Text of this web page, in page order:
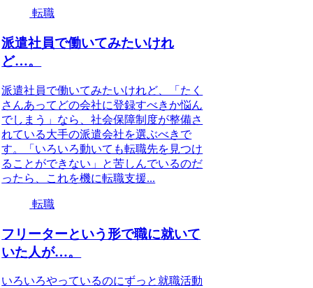
転職
派遣社員で働いてみたいけれ
ど…。
派遣社員で働いてみたいけれど、「たく
さんあってどの会社に登録すべきか悩ん
でしまう」なら、社会保障制度が整備さ
れている大手の派遣会社を選ぶべきで
す。「いろいろ動いても転職先を見つけ
ることができない」と苦しんでいるのだ
ったら、これを機に転職支援...
転職
フリーターという形で職に就いて
いた人が…。
いろいろやっているのにずっと就職活動